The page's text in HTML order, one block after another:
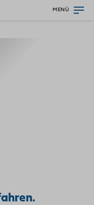
MENÜ